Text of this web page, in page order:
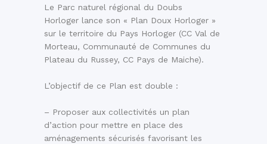
Le Parc naturel régional du Doubs
Horloger lance son « Plan Doux Horloger »
sur le territoire du Pays Horloger (CC Val de
Morteau, Communauté de Communes du
Plateau du Russey, CC Pays de Maiche).
L’objectif de ce Plan est double :
– Proposer aux collectivités un plan
d’action pour mettre en place des
aménagements sécurisés favorisant les